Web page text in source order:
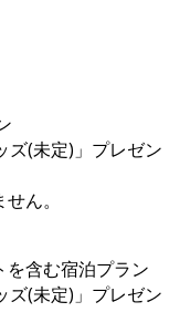
ズ(未定)」プレゼン
ん。
を含む宿泊プラン
ズ(未定)」プレゼン